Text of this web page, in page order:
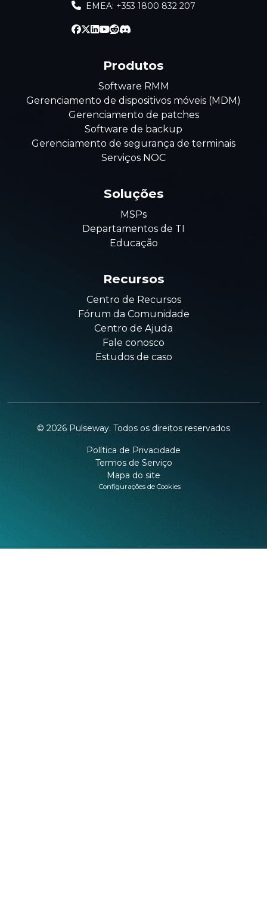
EMEA: +353 1800 832 207
Produtos
Software RMM
Gerenciamento de dispositivos móveis (MDM)
Gerenciamento de patches
Software de backup
Gerenciamento de segurança de terminais
Serviços NOC
Soluções
MSPs
Departamentos de TI
Educação
Recursos
Centro de Recursos
Fórum da Comunidade
Centro de Ajuda
Fale conosco
Estudos de caso
© 2026 Pulseway. Todos os direitos reservados
Política de Privacidade
Termos de Serviço
Mapa do site
Configurações de Cookies